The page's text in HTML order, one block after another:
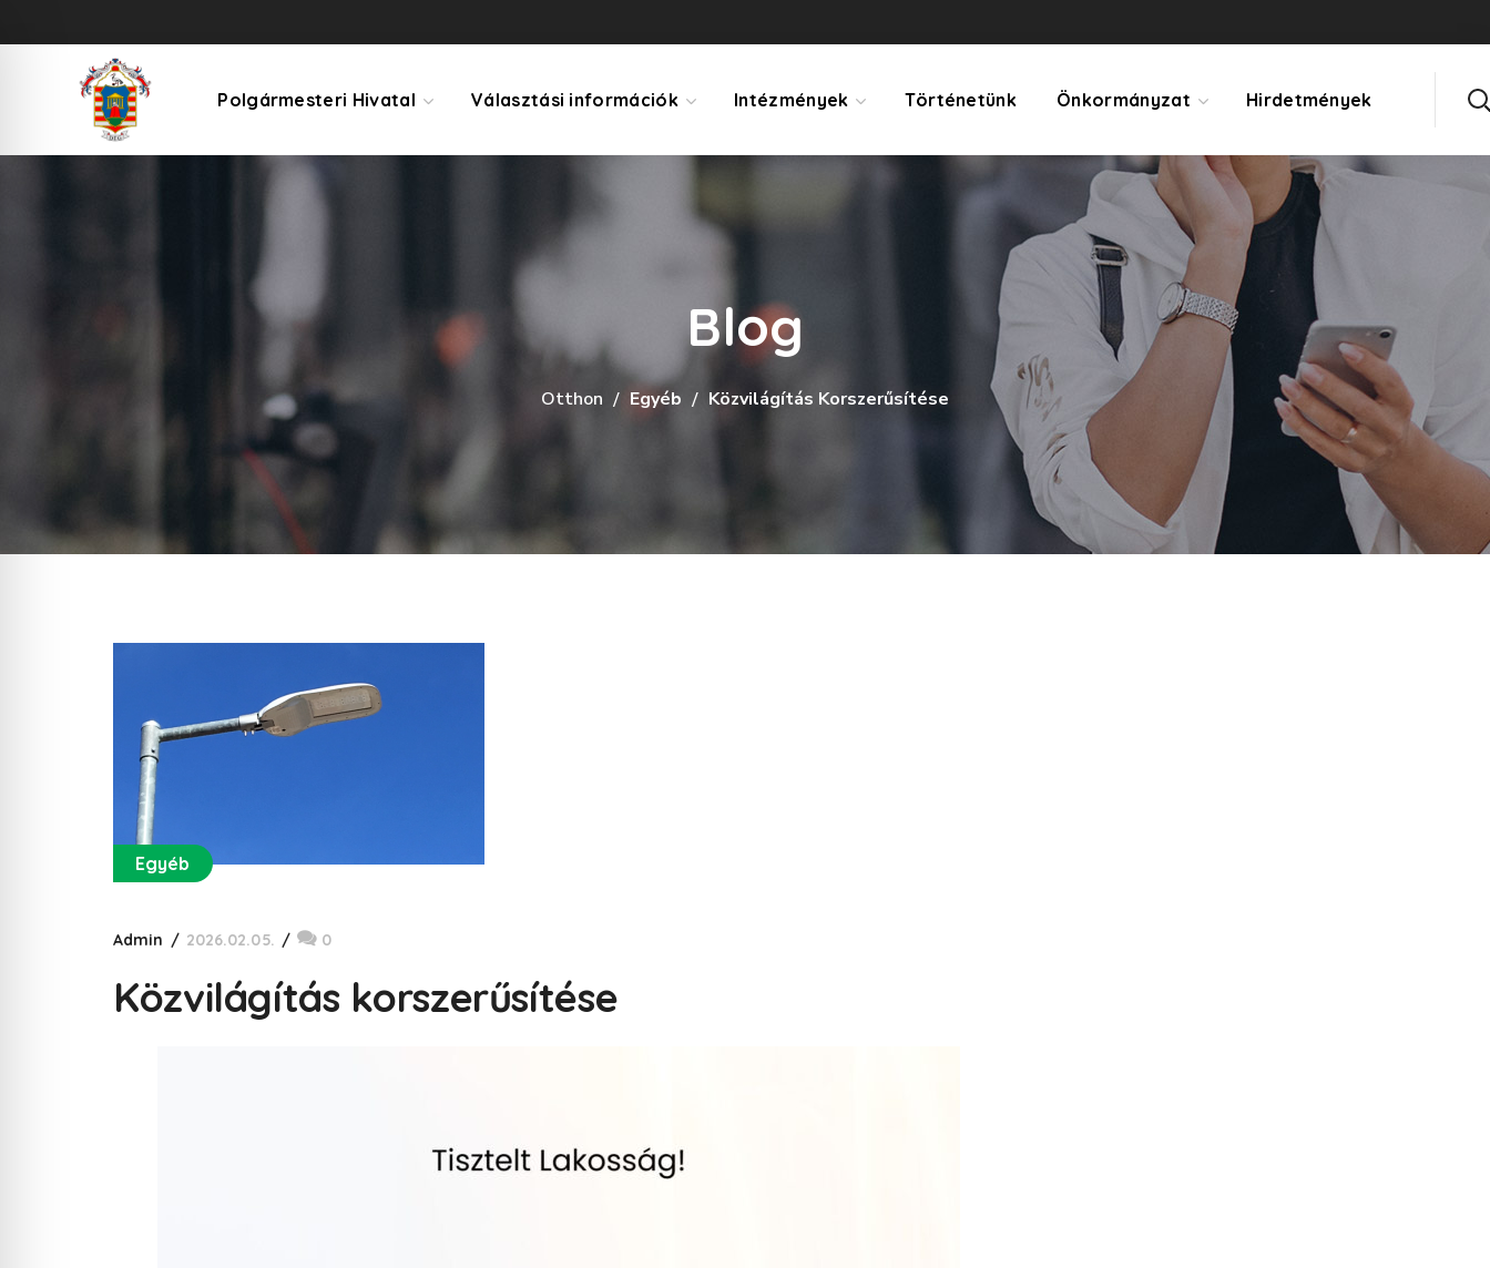
Polgármesteri Hivatal Választási információk Intézmények Történetünk Önkormányzat Hirdetmények
Blog
Otthon Egyéb Közvilágítás Korszerűsítése
Egyéb
Admin 2026.02.05. 0
Közvilágítás korszerűsítése